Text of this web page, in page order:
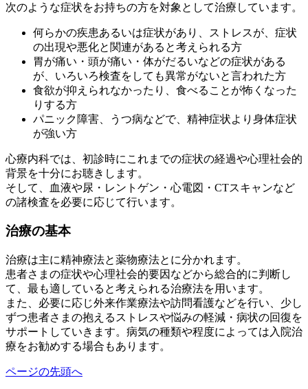
次のような症状をお持ちの方を対象として治療しています。
何らかの疾患あるいは症状があり、ストレスが、症状
の出現や悪化と関連があると考えられる方
胃が痛い・頭が痛い・体がだるいなどの症状がある
が、いろいろ検査をしても異常がないと言われた方
食欲が抑えられなかったり、食べることが怖くなった
りする方
パニック障害、うつ病などで、精神症状より身体症状
が強い方
心療内科では、初診時にこれまでの症状の経過や心理社会的
背景を十分にお聴きします。
そして、血液や尿・レントゲン・心電図・CTスキャンなど
の諸検査を必要に応じて行います。
治療の基本
治療は主に精神療法と薬物療法とに分かれます。
患者さまの症状や心理社会的要因などから総合的に判断し
て、最も適していると考えられる治療法を用います。
また、必要に応じ外来作業療法や訪問看護などを行い、少し
ずつ患者さまの抱えるストレスや悩みの軽減・病状の回復を
サポートしていきます。病気の種類や程度によっては入院治
療をお勧めする場合もあります。
ページの先頭へ